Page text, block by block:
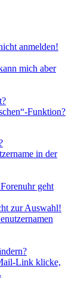
anmelden!
mich aber
Funktion?
in der
geht
zur Auswahl!
Link klicke,